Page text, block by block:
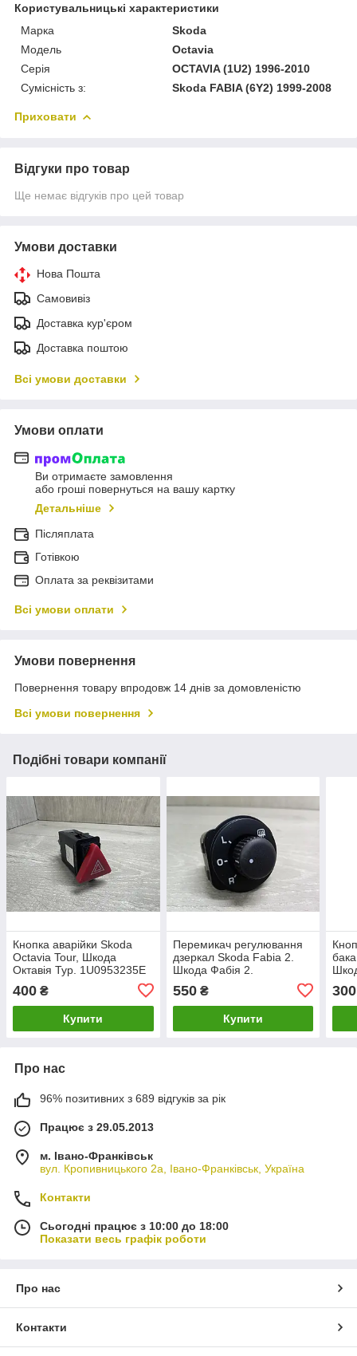
Користувальницькі характеристики
Марка
Skoda
Модель
Octavia
Серія
OCTAVIA (1U2) 1996-2010
Сумісність з:
Skoda FABIA (6Y2) 1999-2008
Приховати
Відгуки про товар
Ще немає відгуків про цей товар
Умови доставки
Нова Пошта
Самовивіз
Доставка кур'єром
Доставка поштою
Всі умови доставки
Умови оплати
Ви отримаєте замовлення
або гроші повернуться на вашу картку
Детальніше
Післяплата
Готівкою
Оплата за реквізитами
Всі умови оплати
Умови повернення
Повернення товару впродовж 14 днів за домовленістю
Всі умови повернення
Подібні товари компанії
Кнопка аварійки Skoda
Octavia Tour, Шкода
Октавія Тур. 1U0953235E
400 ₴
Купити
Перемикач регулювання
дзеркал Skoda Fabia 2.
Шкода Фабія 2.
550₴
Купити
300
Про нас
96% позитивних з 689 відгуків за рік
Працює з 29.05.2013
м. Івано-Франківськ
вул. Кропивницького 2а, Івано-Франківськ, Україна
Контакти
Сьогодні працює з 10:00 до 18:00
Показати весь графік роботи
Про нас
Контакти